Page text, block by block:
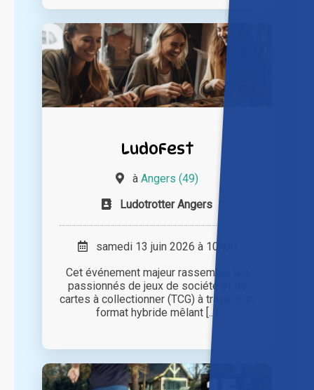
LudoFest
à Angers (49)
Ludotrotter Angers
samedi 13 juin 2026 à 10h00
Cet événement majeur rassemble les
passionnés de jeux de société et de
cartes à collectionner (TCG) à travers un
format hybride mêlant [...]